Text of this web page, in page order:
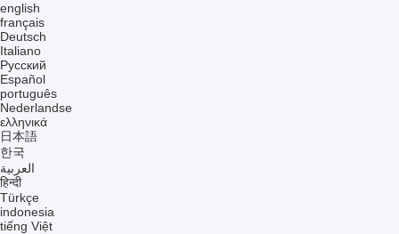
english
français
Deutsch
Italiano
Русский
Español
português
Nederlandse
ελληνικά
日本語
한국
العربية
हिन्दी
Türkçe
indonesia
tiếng Việt